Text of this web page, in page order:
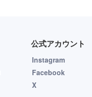
公式アカウント
Instagram
Facebook
X